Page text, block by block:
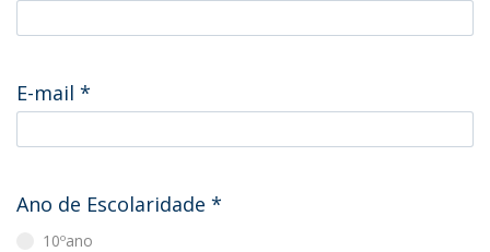
E-mail *
Ano de Escolaridade *
10ºano